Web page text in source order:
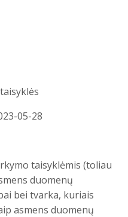
05-28
taisyklėmis (toliau
duomenų
bei tvarka, kuriais
asmens duomenų